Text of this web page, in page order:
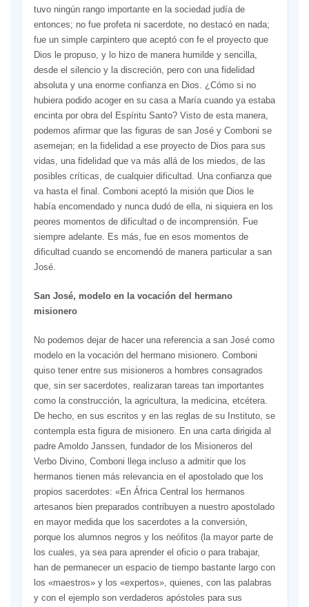
tuvo ningún rango importante en la sociedad judía de
entonces; no fue profeta ni sacerdote, no destacó en nada;
fue un simple car­pintero que aceptó con fe el proyecto que
Dios le pro­puso, y lo hizo de manera humilde y sencilla,
desde el silencio y la discreción, pero con una fidelidad
absoluta y una enorme confian­za en Dios. ¿Cómo si no
hubiera podido acoger en su casa a María cuando ya estaba
encinta por obra del Espí­ritu Santo? Visto de esta manera,
po­demos afirmar que las figuras de san José y Comboni se
asemejan; en la fidelidad a ese proyecto de Dios para sus
vidas, una fidelidad que va más allá de los miedos, de las
posibles críticas, de cualquier dificultad. Una confianza que
va hasta el final. Comboni aceptó la misión que Dios le
había encomen­dado y nunca dudó de ella, ni si­quiera en los
peores momentos de dificultad o de incomprensión. Fue
siempre adelante. Es más, fue en esos momentos de
dificultad cuan­do se encomendó de manera parti­cular a san
José.
San José, modelo en la vocación del hermano
misionero
No podemos dejar de hacer una referencia a san José como
modelo en la vocación del hermano misionero. Comboni
quiso tener entre sus misioneros a hombres consa­grados
que, sin ser sacerdotes, reali­zaran tareas tan importantes
como la construcción, la agricultura, la medicina, etcétera.
De hecho, en sus escritos y en las reglas de su Ins­tituto, se
contempla esta figura de misionero. En una carta dirigida al
padre Amoldo Janssen, fundador de los Misioneros del
Verbo Divino, Comboni llega incluso a admitir que los
hermanos tienen más relevancia en el apostolado que los
propios sa­cerdotes: «En África Central los her­manos
artesanos bien preparados contribuyen a nuestro apostolado
en mayor medida que los sacerdotes a la conversión,
porque los alumnos negros y los neófitos (la mayor par­te de
los cuales, ya sea para apren­der el oficio o para trabajar,
han de permanecer un espacio de tiempo bastante largo con
los «maestros» y los «expertos», quienes, con las pa­labras
y con el ejemplo son verda­deros apóstoles para sus